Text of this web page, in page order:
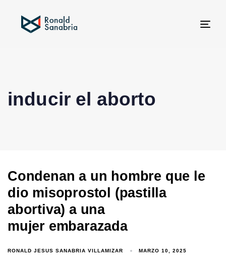
inducir el aborto
Condenan a un hombre que le
dio misoprostol (pastilla
abortiva) a una
mujer embarazada
RONALD JESUS SANABRIA VILLAMIZAR MARZO 10, 2025